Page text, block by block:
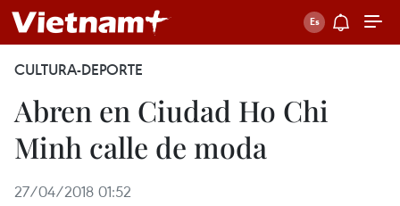
CULTURA-DEPORTE
Abren en Ciudad Ho Chi
Minh calle de moda
27/04/2018 01:52